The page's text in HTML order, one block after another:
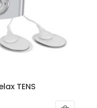
TENS